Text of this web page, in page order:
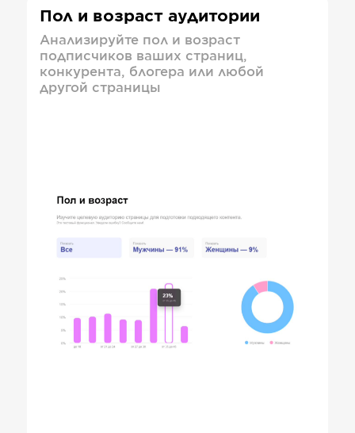
Пол и возраст аудитории
Анализируйте пол и возраст
подписчиков ваших страниц,
конкурента, блогера или любой
другой страницы